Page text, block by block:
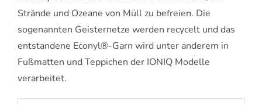
Strände und Ozeane von Müll zu befreien. Die
sogenannten Geisternetze werden recycelt und das
entstandene Econyl®-Garn wird unter anderem in
Fußmatten und Teppichen der IONIQ Modelle
verarbeitet.